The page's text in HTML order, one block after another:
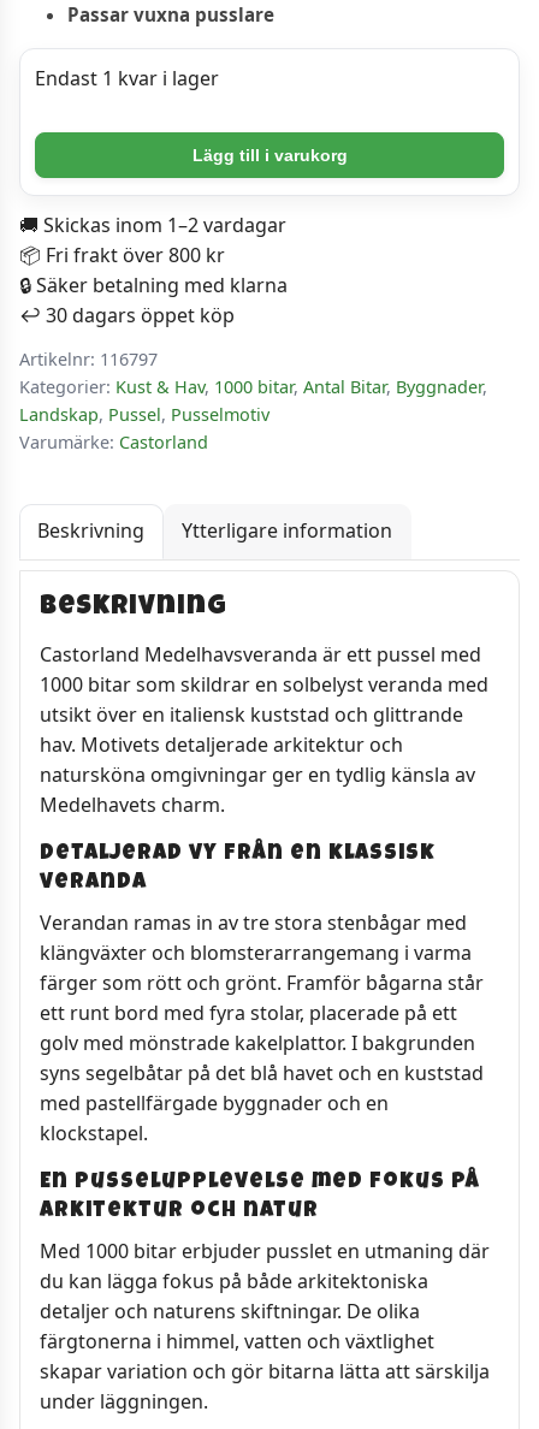
Passar vuxna pusslare
Endast 1 kvar i lager
Castorland
Pussel
-
Medelhavsveranda
1000
bitar
mängd
Lägg till i varukorg
🚚 Skickas inom 1–2 vardagar
📦 Fri frakt över 800 kr
🔒 Säker betalning med klarna
↩️ 30 dagars öppet köp
Artikelnr: 116797
Kategorier: Kust & Hav, 1000 bitar, Antal Bitar, Byggnader,
Landskap, Pussel, Pusselmotiv
Varumärke: Castorland
Beskrivning Ytterligare information
Beskrivning
Castorland Medelhavsveranda är ett pussel med
1000 bitar som skildrar en solbelyst veranda med
utsikt över en italiensk kuststad och glittrande
hav. Motivets detaljerade arkitektur och
natursköna omgivningar ger en tydlig känsla av
Medelhavets charm.
Detaljerad vy från en klassisk
veranda
Verandan ramas in av tre stora stenbågar med
klängväxter och blomsterarrangemang i varma
färger som rött och grönt. Framför bågarna står
ett runt bord med fyra stolar, placerade på ett
golv med mönstrade kakelplattor. I bakgrunden
syns segelbåtar på det blå havet och en kuststad
med pastellfärgade byggnader och en
klockstapel.
En pusselupplevelse med fokus på
arkitektur och natur
Med 1000 bitar erbjuder pusslet en utmaning där
du kan lägga fokus på både arkitektoniska
detaljer och naturens skiftningar. De olika
färgtonerna i himmel, vatten och växtlighet
skapar variation och gör bitarna lätta att särskilja
under läggningen.